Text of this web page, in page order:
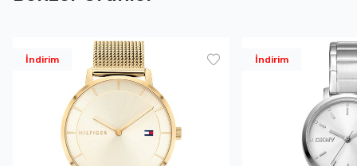
İndirim İndirim